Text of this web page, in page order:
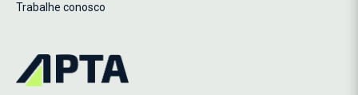
Trabalhe conosco